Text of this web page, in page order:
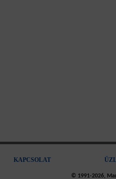
KAPCSOLAT
© 1991-2026,